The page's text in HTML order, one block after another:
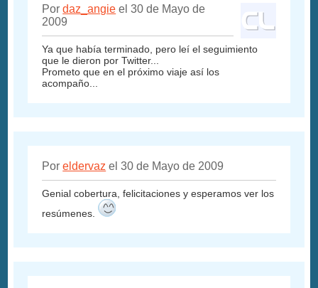
Pordaz_angie el 30 de Mayo de
2009
Ya que había terminado, pero leí el seguimiento
que le dieron por Twitter...
Prometo que en el próximo viaje así los
acompaño...
Poreldervaz el 30 de Mayo de 2009
Genial cobertura, felicitaciones y esperamos ver los
resúmenes.